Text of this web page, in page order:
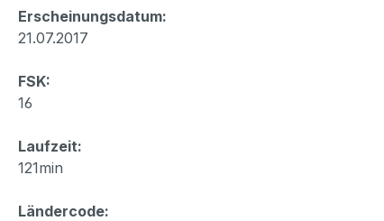
Erscheinungsdatum:
21.07.2017
FSK:
16
Laufzeit:
121min
Ländercode: